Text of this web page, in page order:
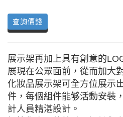
查詢價錢
展示架再加上具有創意的
展現在公眾面前，從而加大
化妝品展示架可全方位展示
件，每個組件能够活動安裝
計人員精湛設計。